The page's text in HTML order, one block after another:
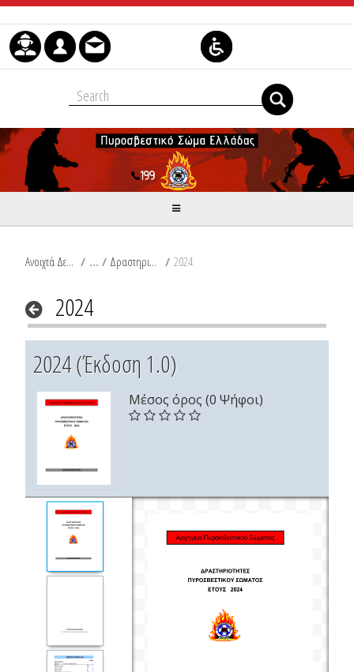
Μετάβαση στο περιεχόμενο
Ανοιχτά Δεδομένα / Δραστηριότητες Π.Σ. / 2024
2024
2024 (Έκδοση 1.0)
Μέσος όρος (0 Ψήφοι)